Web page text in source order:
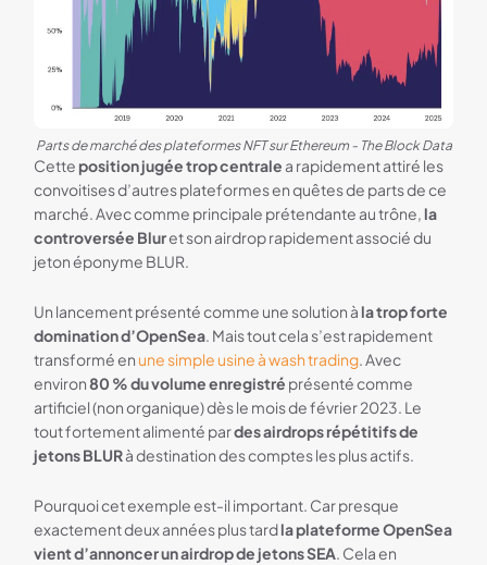
Parts de marché des plateformes NFT sur Ethereum - The Block Data
Cette position jugée trop centralea rapidement attiré les
convoitises d’autres plateformes en quêtes de parts de ce
marché. Avec comme principale prétendante au trône, la
controversée Bluret son airdrop rapidement associé du
jeton éponyme BLUR.
Un lancement présenté comme une solution à la trop forte
domination d’OpenSea. Mais tout cela s’est rapidement
transformé en une simple usine à wash trading. Avec
environ80 % du volume enregistré présenté comme
artificiel (non organique) dès le mois de février 2023. Le
tout fortement alimenté pardes airdrops répétitifs de
jetons BLURà destination des comptes les plus actifs.
Pourquoi cet exemple est-il important. Car presque
exactement deux années plus tardla plateforme OpenSea
vient d’annoncer un airdrop de jetons SEA. Cela en